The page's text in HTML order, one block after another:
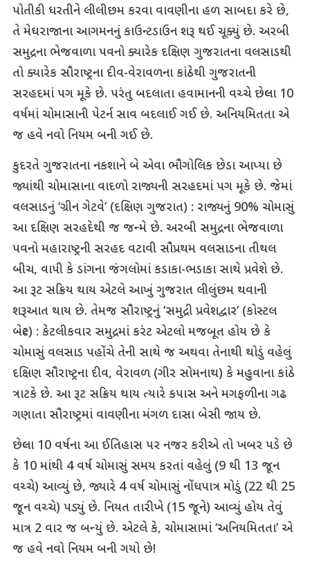
પોતીકી ધરતીને લીલીછમ કરવા વાવણીના હળ સાબદા કરે છે,
તે મેઘરાજાના આગમનનું કાઉન્ટડાઉન શરૂ થઈ ચૂક્યું છે. અરબી
સમુદ્રના ભેજવાળા પવનો ક્યારેક દક્ષિણ ગુજરાતના વલસાડથી
તો ક્યારેક સૌરાષ્ટ્રના દીવ-વેરાવળના કાંઠેથી ગુજરાતની
સરહદમાં પગ મૂકે છે. પરંતુ બદલાતા હવામાનની વચ્ચે છેલ્લા 10
વર્ષમાં ચોમાસાની પેટર્ન સાવ બદલાઈ ગઈ છે. અનિયમિતતા એ
જ હવે નવો નિયમ બની ગઈ છે.
કુદરતે ગુજરાતના નકશાને બે એવા ભૌગોલિક છેડા આપ્યા છે
જ્યાંથી ચોમાસાના વાદળો રાજ્યની સરહદમાં પગ મૂકે છે. જેમાં
વલસાડનું ‘ગ્રીન ગેટવે’ (દક્ષિણ ગુજરાત) : રાજ્યનું 90% ચોમાસું
આ દક્ષિણ સરહદેથી જ જન્મે છે. અરબી સમુદ્રના ભેજવાળા
પવનો મહારાષ્ટ્રની સરહદ વટાવી સૌપ્રથમ વલસાડના તીથલ
બીચ, વાપી કે ડાંગના જંગલોમાં કડાકા-ભડાકા સાથે પ્રવેશે છે.
આ રૂટ સક્રિય થાય એટલે આખું ગુજરાત લીલુંછમ થવાની
શરૂઆત થાય છે. તેમજ સૌરાષ્ટ્રનું ‘સમુદ્રી પ્રવેશદ્વાર’ (કોસ્ટલ
બેલ્ટ) : કેટલીકવાર સમુદ્રમાં કરંટ એટલો મજબૂત હોય છે કે
ચોમાસું વલસાડ પહોંચે તેની સાથે જ અથવા તેનાથી થોડું વહેલું
દક્ષિણ સૌરાષ્ટ્રના દીવ, વેરાવળ (ગીર સોમનાથ) કે મહુવાના કાંઠે
ત્રાટકે છે. આ રૂટ સક્રિય થાય ત્યારે કપાસ અને મગફળીના ગઢ
ગણાતા સૌરાષ્ટ્રમાં વાવણીના મંગળ દાસા બેસી જાય છે.
છેલ્લા 10 વર્ષના આ ઈતિહાસ પર નજર કરીએ તો ખબર પડે છે
કે 10 માંથી 4 વર્ષ ચોમાસું સમય કરતાં વહેલું (9 થી 13 જૂન
વચ્ચે) આવ્યું છે, જ્યારે 4 વર્ષ ચોમાસું નોંધપાત્ર મોડું (22 થી 25
જૂન વચ્ચે) પડ્યું છે. નિયત તારીખે (15 જૂને) આવ્યું હોય તેવું
માત્ર 2 વાર જ બન્યું છે. એટલે કે, ચોમાસામાં ‘અનિયમિતતા’ એ
જ હવે નવો નિયમ બની ગયો છે!